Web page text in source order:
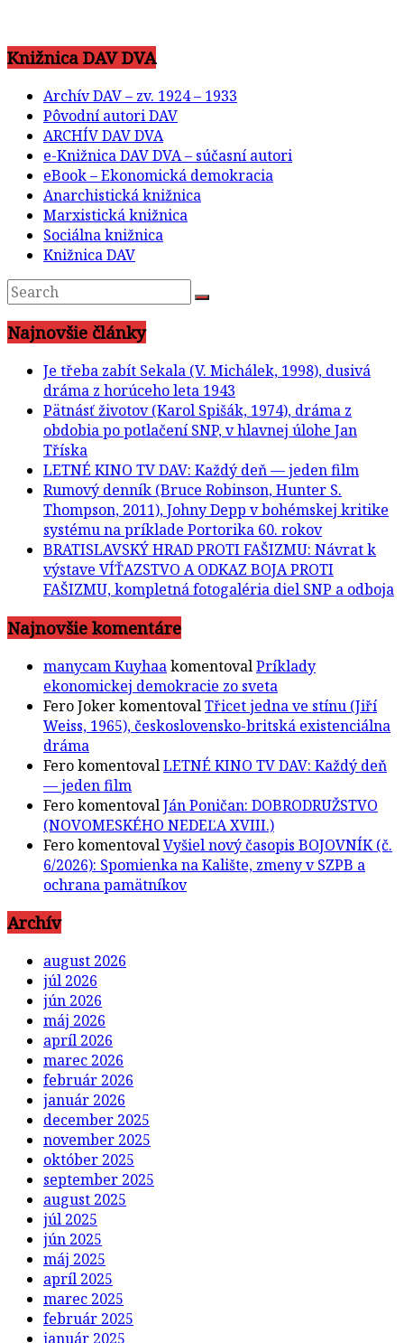
Knižnica DAV DVA
Archív DAV – zv. 1924 – 1933
Pôvodní autori DAV
ARCHÍV DAV DVA
e-Knižnica DAV DVA – súčasní autori
eBook – Ekonomická demokracia
Anarchistická knižnica
Marxistická knižnica
Sociálna knižnica
Knižnica DAV
Najnovšie články
Je třeba zabít Sekala (V. Michálek, 1998), dusivá
dráma z horúceho leta 1943
Pätnásť životov (Karol Spišák, 1974), dráma z
obdobia po potlačení SNP, v hlavnej úlohe Jan
Tříska
LETNÉ KINO TV DAV: Každý deň — jeden film
Rumový denník (Bruce Robinson, Hunter S.
Thompson, 2011), Johny Depp v bohémskej kritike
systému na príklade Portorika 60. rokov
BRATISLAVSKÝ HRAD PROTI FAŠIZMU: Návrat k
výstave VÍŤAZSTVO A ODKAZ BOJA PROTI
FAŠIZMU, kompletná fotogaléria diel SNP a odboja
Najnovšie komentáre
manycam KuyhaakomentovalPríklady
ekonomickej demokracie zo sveta
Fero JokerkomentovalTřicet jedna ve stínu (Jiří
Weiss, 1965), československo-britská existenciálna
dráma
FerokomentovalLETNÉ KINO TV DAV: Každý deň
— jeden film
FerokomentovalJán Poničan: DOBRODRUŽSTVO
(NOVOMESKÉHO NEDEĽA XVIII.)
FerokomentovalVyšiel nový časopis BOJOVNÍK (č.
6/2026): Spomienka na Kalište, zmeny v SZPB a
ochrana pamätníkov
Archív
august 2026
júl 2026
jún 2026
máj 2026
apríl 2026
marec 2026
február 2026
január 2026
december 2025
november 2025
október 2025
september 2025
august 2025
júl 2025
jún 2025
máj 2025
apríl 2025
marec 2025
február 2025
január 2025